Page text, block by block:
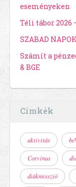
eseményeken
Téli tábor 2026
SZABAD
Számít a
& BGE
Címkék
aktivitás
Corvinus
diákmisszió